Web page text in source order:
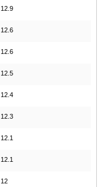
12.9
12.6
12.6
12.5
12.4
12.3
12.1
12.1
12